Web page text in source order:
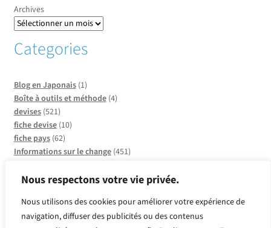
Nous respectons votre vie privée.
Nous utilisons des cookies pour améliorer votre expérience de
navigation, diffuser des publicités ou des contenus
Archives
Categories
Blog en Japonais(1)
Boîte à outils et méthode(4)
devises(521)
fiche devise(10)
fiche pays(62)
Informations sur le change(451)
Infos sur CCO(137)
métaux (2)
Produits or et argent(2)